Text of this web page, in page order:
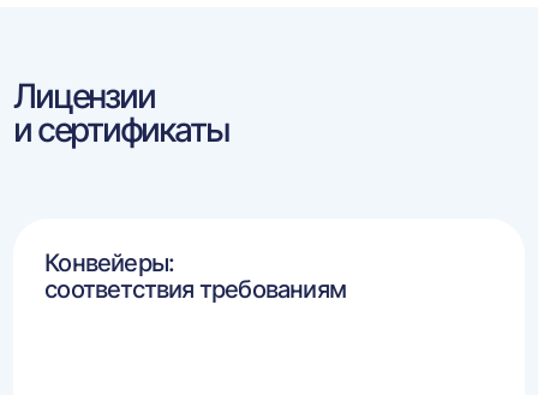
Лицензии
и сертификаты
Конвейеры:
соответствия требованиям